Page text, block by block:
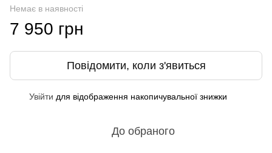
Немає в наявності
7 950 грн
Повідомити, коли з'явиться
Увійти для відображення накопичувальної знижки
До обраного